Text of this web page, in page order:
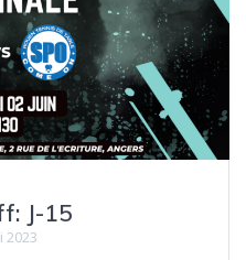
J-15
2023